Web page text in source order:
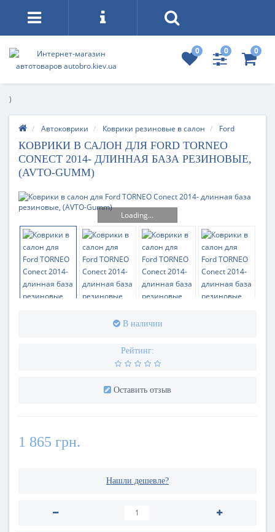
0 0 0
)
Автоковрики Коврики резиновые в салон Ford
КОВРИКИ В САЛОН ДЛЯ FORD TORNEO
CONECT 2014- ДЛИННАЯ БАЗА РЕЗИНОВЫЕ,
(AVTO-GUMM)
Loading...
В наличии
Рейтинг:
Оставить отзыв
1 865 грн.
Нашли дешевле?